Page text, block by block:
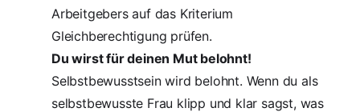
Arbeitgebers auf das Kriterium
Gleichberechtigung prüfen.
Du wirst für deinen Mut belohnt!
Selbstbewusstsein wird belohnt. Wenn du als
selbstbewusste Frau klipp und klar sagst, was